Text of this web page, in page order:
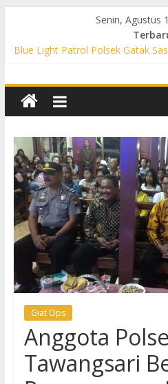
Senin, Agustus
Blue Light Patrol Polsek Gatak
Permukiman, Antisipasi 3C dan
Patroli KRYD Polsek Baki Sisir
Patroli Blue Light Polsek Nguter
Permukiman, Antisipasi 3C dan
Blue Light Patrol Polsek
Kejahatan 3C dan Gangguan
Giat Ops
Anggota
Tawangsari